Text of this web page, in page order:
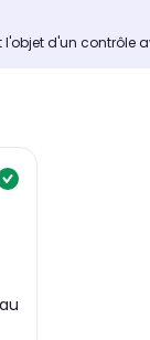
d'un contrôle